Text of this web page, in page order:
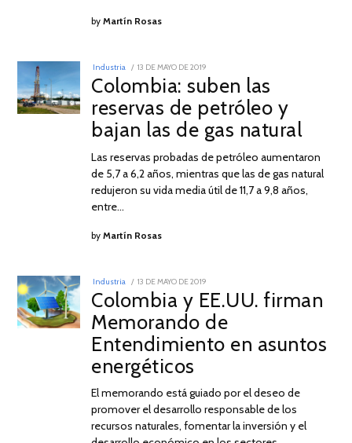
byMartín Rosas
Industria
POSTED
13 DE MAYO DE 2019
DE
MAYO
DE
2019
Colombia: suben las
reservas de petróleo y
bajan las de gas natural
Las reservas probadas de petróleo aumentaron
de 5,7 a 6,2 años, mientras que las de gas natural
redujeron su vida media útil de 11,7 a 9,8 años,
entre…
byMartín Rosas
Industria
POSTED
13 DE MAYO DE 2019
DE
MAYO
DE
2019
Colombia y EE.UU. firman
Memorando de
Entendimiento en asuntos
energéticos
El memorando está guiado por el deseo de
promover el desarrollo responsable de los
recursos naturales, fomentar la inversión y el